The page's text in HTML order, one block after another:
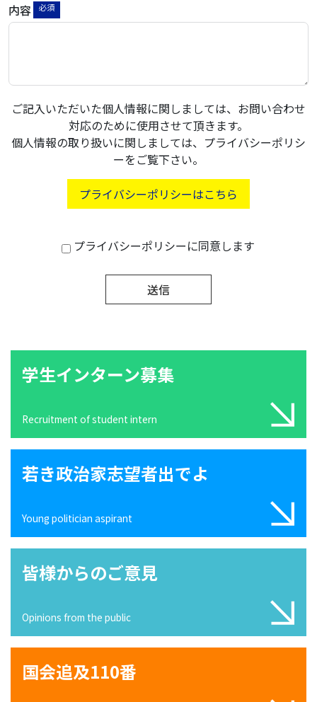
内容
ご記入いただいた個人情報に関しましては、お問い合わせ
対応のために使用させて頂きます。
個人情報の取り扱いに関しましては、プライバシーポリシ
ーをご覧下さい。
プライバシーポリシーはこちら
プライバシーポリシーに同意します
送信
学生インターン募集
Recruitment of student intern
若き政治家志望者出でよ
Young politician aspirant
皆様からのご意見
Opinions from the public
国会追及110番